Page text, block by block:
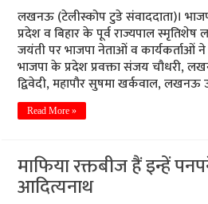
लखनऊ (टेलीस्कोप टुडे संवाददाता)।
प्रदेश व बिहार के पूर्व राज्यपाल स्मृतिशेष
जयंती पर भाजपा नेताओं व कार्यकर्ताओं ने
भाजपा के प्रदेश प्रवक्ता संजय चौधरी,
द्विवेदी, महापौर सुषमा खर्कवाल, लखनऊ
Read More »
माफिया रक्तबीज हैं इन्हें
आदित्यनाथ